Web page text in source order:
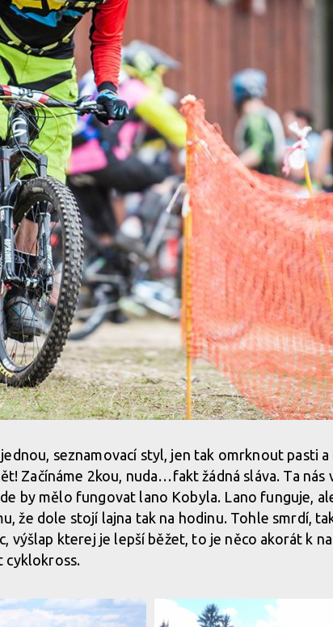
seznamovací styl, jen tak omrknout pasti
Začínáme 2kou, nuda…fakt žádná sláva. Ta nás
by mělo fungovat lano Kobyla. Lano funguje,
že dole stojí lajna tak na hodinu. Tohle smrdí,
výšlap kterej je lepší běžet, to je něco akorát k
cyklokross.